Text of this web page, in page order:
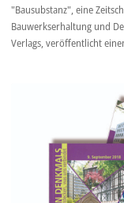
"Bausubstanz", eine
Bauwerkserhaltung und
Verlags, veröffentlicht